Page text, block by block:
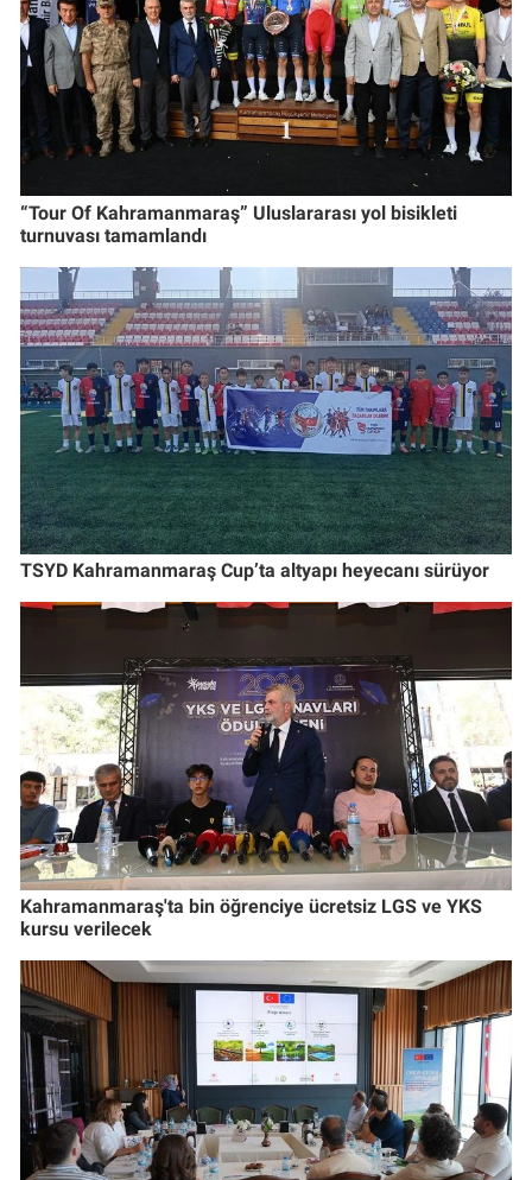
“Tour Of Kahramanmaraş” Uluslararası yol bisikleti
turnuvası tamamlandı
TSYD Kahramanmaraş Cup’ta altyapı heyecanı sürüyor
Kahramanmaraş'ta bin öğrenciye ücretsiz LGS ve YKS
kursu verilecek